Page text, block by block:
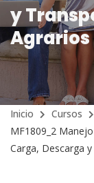
y
Agrarios
Inicio
Cursos
MF1809_2
Carga, Descarga